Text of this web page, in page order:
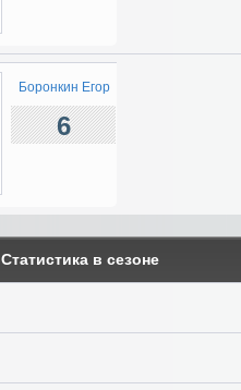
Боронкин Егор
6
Статистика в сезоне